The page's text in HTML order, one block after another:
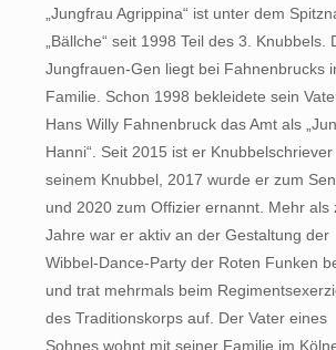
„Jungfrau Agrippina“ ist unter dem
„Bällche“ seit 1998 Teil des 3. Knubbels.
Jungfrauen-Gen liegt bei Fahnenbrucks
Familie. Schon 1998 bekleidete sein
Hans Willy Fahnenbruck das Amt als
Hanni“. Seit 2015 ist er Knubbelschriever
seinem Knubbel, 2017 wurde er zum
und 2020 zum Offizier ernannt. Mehr als
Jahre war er aktiv an der Gestaltung der
Wibbel-Dance-Party der Roten Funken
und trat mehrmals beim
des Traditionskorps auf. Der Vater eines
Sohnes wohnt mit seiner Familie im